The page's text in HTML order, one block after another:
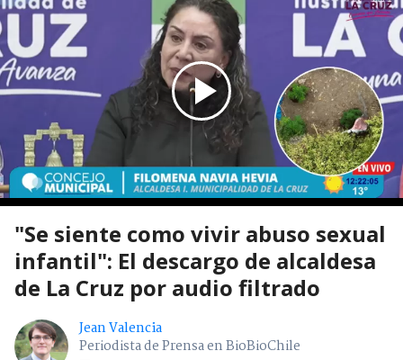
"Se siente como vivir abuso sexual
infantil": El descargo de alcaldesa
de La Cruz por audio filtrado
Jean Valencia
Periodista de Prensa en BioBioChile